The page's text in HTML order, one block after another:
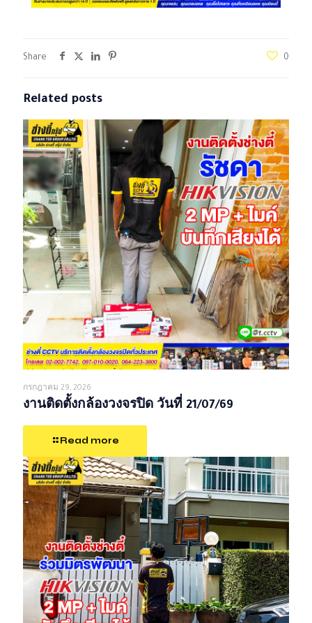
Share 0
Related posts
กรกฎาคม 29, 2026
งานติดตั้งกล้องวงจรปิด วันที่ 21/07/69
Read more